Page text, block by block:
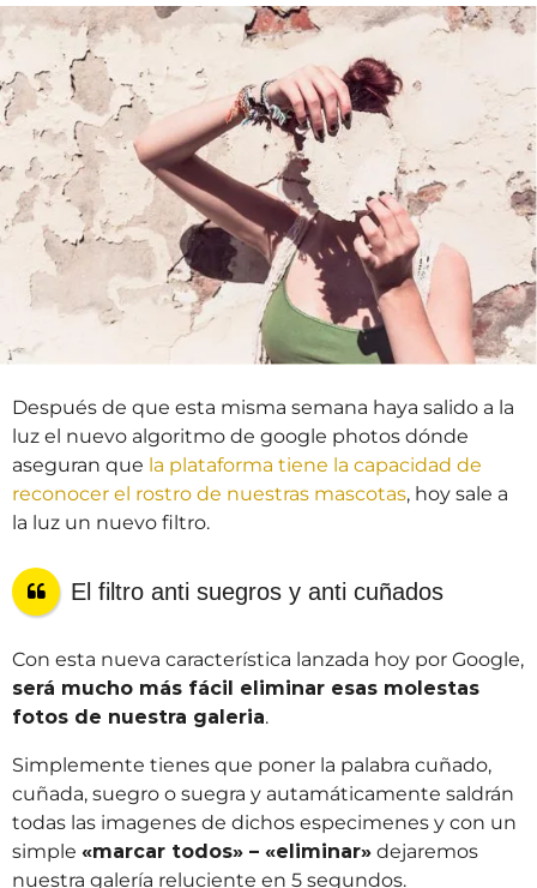
o
s
a
t
á
s
á
s
Después de que esta misma semana haya salido a la
luz el nuevo algoritmo de google photos dónde
aseguran que la plataforma tiene la capacidad de
reconocer el rostro de nuestras mascotas, hoy sale a
la luz un nuevo filtro.
El filtro anti suegros y anti cuñados
Con esta nueva característica lanzada hoy por Google,
será mucho más fácil eliminar esas molestas
fotos de nuestra galeria.
Simplemente tienes que poner la palabra cuñado,
cuñada, suegro o suegra y autamáticamente saldrán
todas las imagenes de dichos especimenes y con un
simple «marcar todos» – «eliminar» dejaremos
nuestra galería reluciente en 5 segundos.